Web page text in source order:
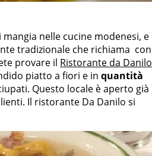
nelle cucine modenesi, e
tradizionale che richiama con
provare il Ristorante da Danilo
piatto a fiori e in quantità
Questo locale è aperto già
Il ristorante Da Danilo si